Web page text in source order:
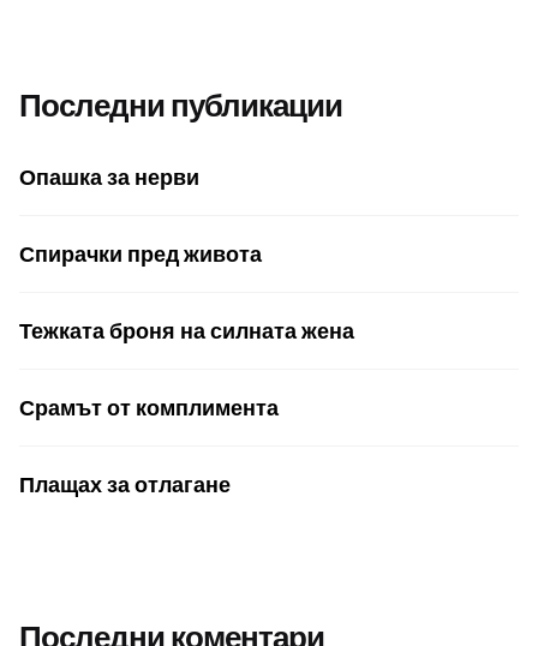
Последни публикации
Опашка за нерви
Спирачки пред живота
Тежката броня на силната жена
Срамът от комплимента
Плащах за отлагане
Последни коментари